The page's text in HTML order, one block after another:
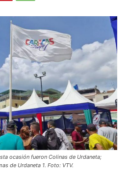
ocasión fueron Colinas de Urdaneta;
de Urdaneta 1. Foto: VTV.